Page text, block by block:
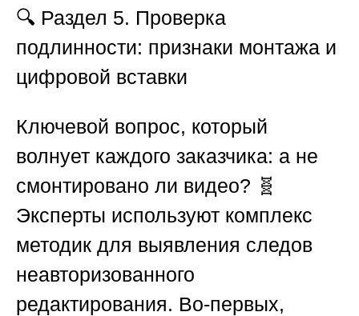
🔍 Раздел 5. Проверка
подлинности: признаки монтажа и
цифровой вставки
Ключевой вопрос, который
волнует каждого заказчика: а не
смонтировано ли видео? 🧬
Эксперты используют комплекс
методик для выявления следов
неавторизованного
редактирования. Во-первых,